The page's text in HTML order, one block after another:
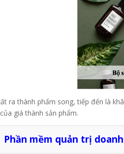
ra thành phẩm song, tiếp đến là
giá thành sản phẩm.
Phần mềm quản trị